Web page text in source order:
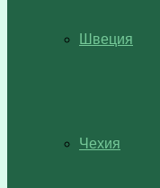
Швеция
Чехия